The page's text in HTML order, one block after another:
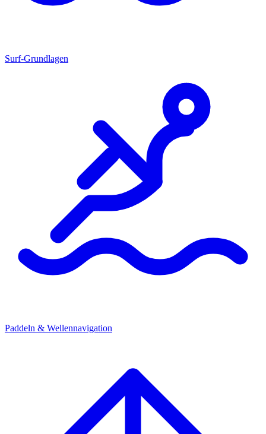
Surf-Grundlagen
Paddeln & Wellennavigation